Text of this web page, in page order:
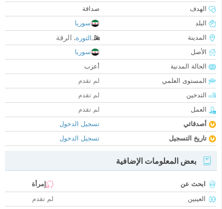
الهدف
صداقة
البلد
سوريا
المدينة
الثورة، الرقة
الأصل
سوريا
الحالة المدنية
أعزب
المستوى العلمي
لم تقدم
التدخين
لم تقدم
العمل
لم تقدم
أصدقائي
تسجيل الدخول
تاريخ التسجيل
تسجيل الدخول
بعض المعلومات الإضافية
ابحث عن
إمرأة
العينين
لم تقدم